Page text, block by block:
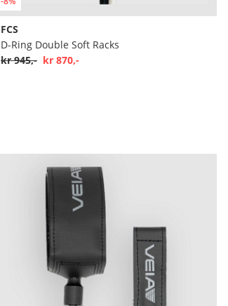
FCS
D-Ring Double Soft Racks
kr 945,- kr 870,-